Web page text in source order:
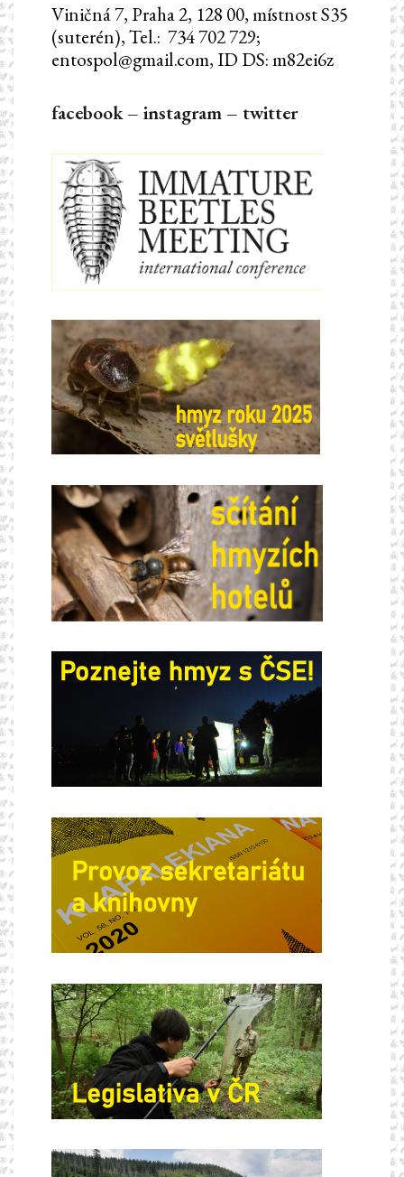
Viničná 7, Praha 2, 128 00, místnost S35
(suterén), Tel.: 734 702 729;
entospol@gmail.com, ID DS: m82ei6z
facebook– instagram – twitter